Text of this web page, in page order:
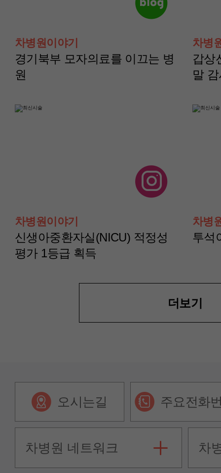
터)
윤보성 교수
산부인과(부인종
채수현 교수
이지현 교수
산부인과(부인종
이아진 교수
차병원이야기
경기북부 모자의료를 이끄는 병
원
차병
갑상
말
차병원이야기
신생아중환자실(NICU) 적정성
평가 1등급 획득
차병
투석
더보기
오시는길 주요전화
차병원 네트워크 차